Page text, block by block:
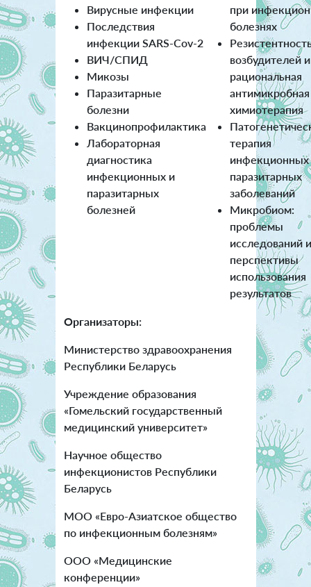
Вирусные инфекции
Последствия
инфекции SARS-Cov-2
ВИЧ/СПИД
Микозы
Паразитарные
болезни
Вакцинопрофилактика
Лабораторная
диагностика
инфекционных и
паразитарных
болезней
при
болезнях
возбудителей и
рациональная
антимикробная
химиотерапия
терапия
инфекционных
паразитарных
заболеваний
Микробиом:
проблемы
исследований и
перспективы
использования
результатов
Организаторы:
Министерство здравоохранения
Республики Беларусь
Учреждение образования
«Гомельский государственный
медицинский университет»
Научное общество
инфекционистов Республики
Беларусь
МОО «Евро-Азиатское общество
по инфекционным болезням»
ООО «Медицинские
конференции»